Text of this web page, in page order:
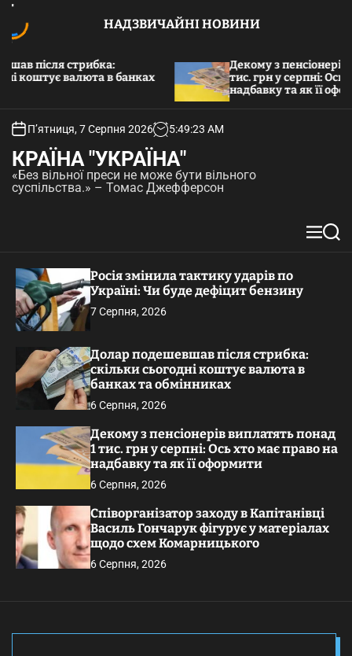
НАДЗВИЧАЙНІ НОВИНИ
після стрибка:
коштує валюта в банках
Декому з пенсіонерів
тис. грн у серпні: Ось
надбавку та як її
П’ятниця, 7 Серпня 2026 5:49:24 AM
КРАЇНА "УКРАЇНА"
«Без вільної преси не може бути вільного
суспільства.» – Томас Джефферсон
МП
Росія змінила тактику ударів по
Україні: Чи буде дефіцит бензину
7 Серпня, 2026
Долар подешевшав після стрибка:
скільки сьогодні коштує валюта в
банках та обмінниках
6 Серпня, 2026
Декому з пенсіонерів виплатять понад
1 тис. грн у серпні: Ось хто має право на
надбавку та як її оформити
6 Серпня, 2026
Співорганізатор заходу в Капітанівці
Василь Гончарук фігурує у матеріалах
щодо схем Комарницького
6 Серпня, 2026